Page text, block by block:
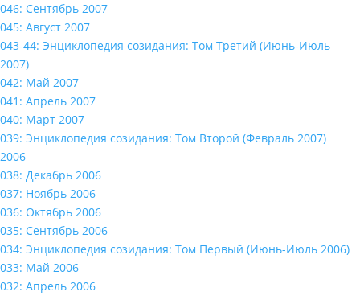
046: Сентябрь 2007
045: Август 2007
043-44: Энциклопедия созидания: Том Третий (Июнь-Июль
2007)
042: Май 2007
041: Апрель 2007
040: Март 2007
039: Энциклопедия созидания: Том Второй (Февраль 2007)
2006
038: Декабрь 2006
037: Ноябрь 2006
036: Октябрь 2006
035: Сентябрь 2006
034: Энциклопедия созидания: Том Первый (Июнь-Июль 2006)
033: Май 2006
032: Апрель 2006